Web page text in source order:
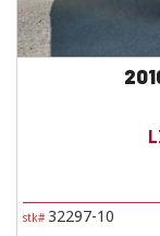
stk#32297-10